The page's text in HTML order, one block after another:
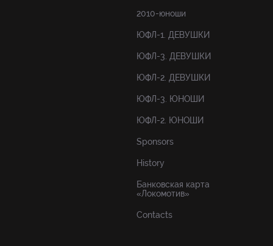
2010-юноши
ЮФЛ-1. ДЕВУШКИ
ЮФЛ-3. ДЕВУШКИ
ЮФЛ-2. ДЕВУШКИ
ЮФЛ-3. ЮНОШИ
ЮФЛ-2. ЮНОШИ
Sponsors
History
Банковская карта
«Локомотив»
Contacts